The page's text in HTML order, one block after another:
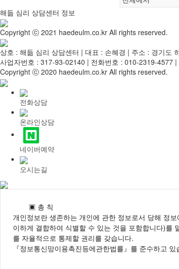
해듦 심리 상담센터 정보
Copyright ⓒ 2021 haedeulm.co.kr All rights reserved.
상호 : 해듦 심리 상담센터 | 대표 : 손혜경 | 주소 : 경기도
사업자번호 : 317-93-02140 | 전화번호 : 010-2319-4577
Copyright ⓒ 2020 haedeulm.co.kr All rights reserved.
전화상담
온라인상담
네이버예약
오시는길